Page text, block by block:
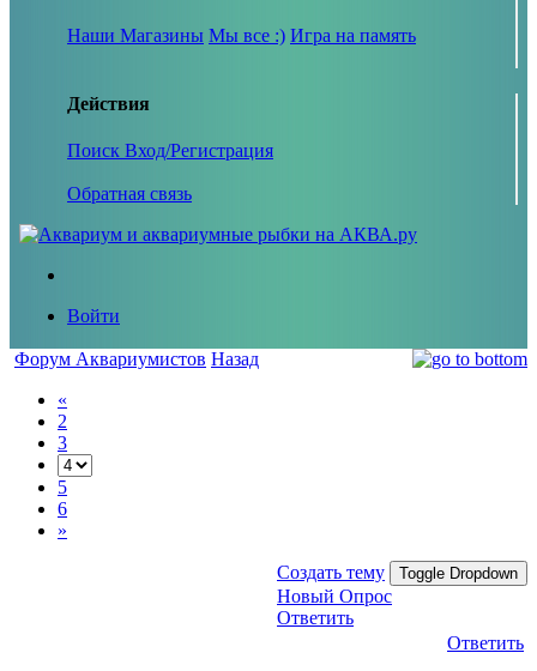
Наши Магазины Мы все :) Игра на память
Действия
Поиск Вход/Регистрация
Обратная связь
Войти
Форум Аквариумистов Назад
«
2
3
5
6
»
Создать тему Toggle Dropdown
Новый Опрос
Ответить
Ответить